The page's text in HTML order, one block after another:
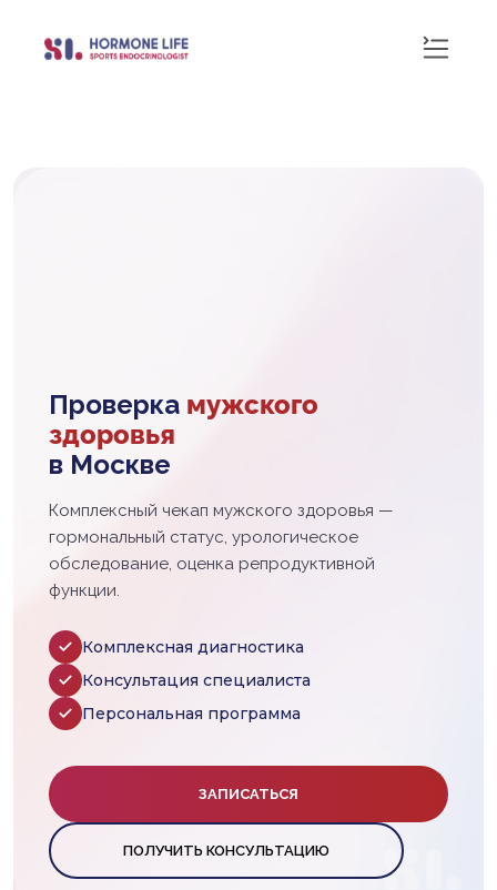
Проверка мужского
здоровья
в Москве
Комплексный чекап мужского здоровья —
гормональный статус, урологическое
обследование, оценка репродуктивной
функции.
Комплексная диагностика
Консультация специалиста
Персональная программа
ЗАПИСАТЬСЯ
ПОЛУЧИТЬ КОНСУЛЬТАЦИЮ